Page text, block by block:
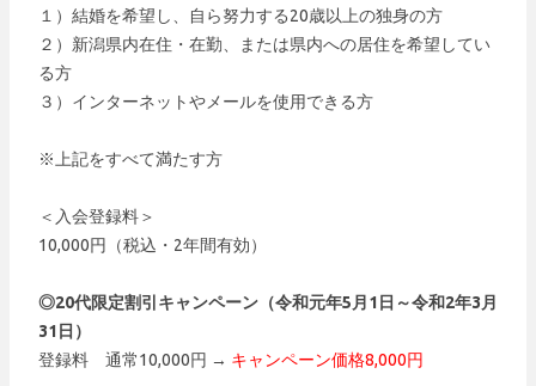
１）結婚を希望し、自ら努力する20歳以上の独身の方
２）新潟県内在住・在勤、または県内への居住を希望してい
る方
３）インターネットやメールを使用できる方
※上記をすべて満たす方
＜入会登録料＞
10,000円（税込・2年間有効）
◎20代限定割引キャンペーン（令和元年5月1日～令和2年3月
31日）
登録料 通常10,000円 → キャンペーン価格8,000円